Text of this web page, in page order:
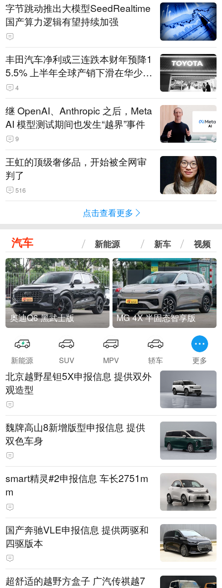
字节跳动推出大模型SeedRealtime
国产算力逻辑有望持续加强
丰田汽车净利或三连跌本财年预降1
5.5% 上半年全球产销下滑在华少卖
14.3万辆
4
继 OpenAI、Anthropic 之后，Meta
AI 模型测试期间也发生“越界”事件
9
王虹的顶级奢侈品，开始被全网审
判了
516
点击查看更多
汽车 新能源 新车 视频
奥迪Q6 黑武士版 MG 4X 半固态智享版
新能源 SUV MPV 轿车 更多
北京越野星钽5X申报信息 提供双外
观造型
魏牌高山8新增版型申报信息 提供
双色车身
smart精灵#2申报信息 车长2751m
m
国产奔驰VLE申报信息 提供两驱和
四驱版本
超舒适的越野方盒子 广汽传祺越7